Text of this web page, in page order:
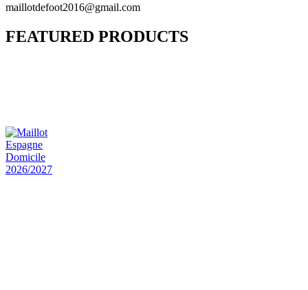
maillotdefoot2016@gmail.com
FEATURED PRODUCTS